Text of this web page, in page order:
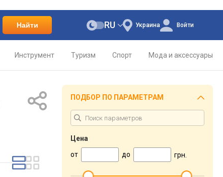
Найти Украина
RU Войти
Инструмент Туризм Спорт Мода и аксессуары
ПОДБОР ПО ПАРАМЕТРАМ
Цена
от
до грн.